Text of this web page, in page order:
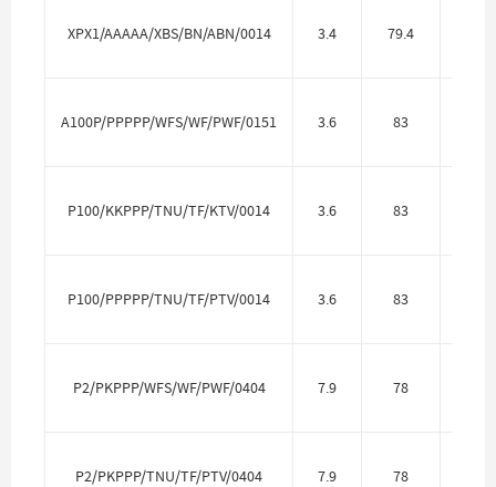
XPX1/AAAAA/XBS/BN/ABN/0014 3.4 79.4
A100P/PPPPP/WFS/WF/PWF/0151 3.6 83
P100/KKPPP/TNU/TF/KTV/0014 3.6 83
P100/PPPPP/TNU/TF/PTV/0014 3.6 83
P2/PKPPP/WFS/WF/PWF/0404 7.9 78
P2/PKPPP/TNU/TF/PTV/0404 7.9 78